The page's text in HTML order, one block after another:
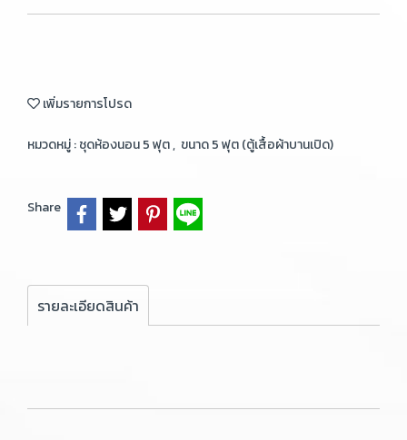
เพิ่มรายการโปรด
หมวดหมู่ :ชุดห้องนอน 5 ฟุต, ขนาด 5 ฟุต (ตู้เสื้อผ้าบานเปิด)
Share
รายละเอียดสินค้า